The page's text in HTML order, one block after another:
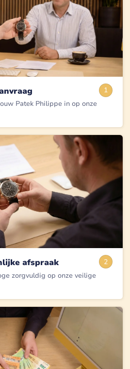
1
Patek Philippe in op onze
2
afspraak
zorgvuldig op onze veilige